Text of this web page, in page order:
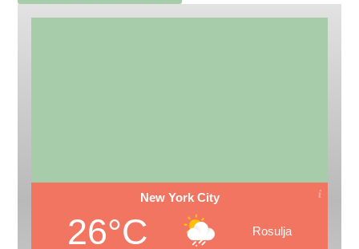
New York City
26°C Rosulja